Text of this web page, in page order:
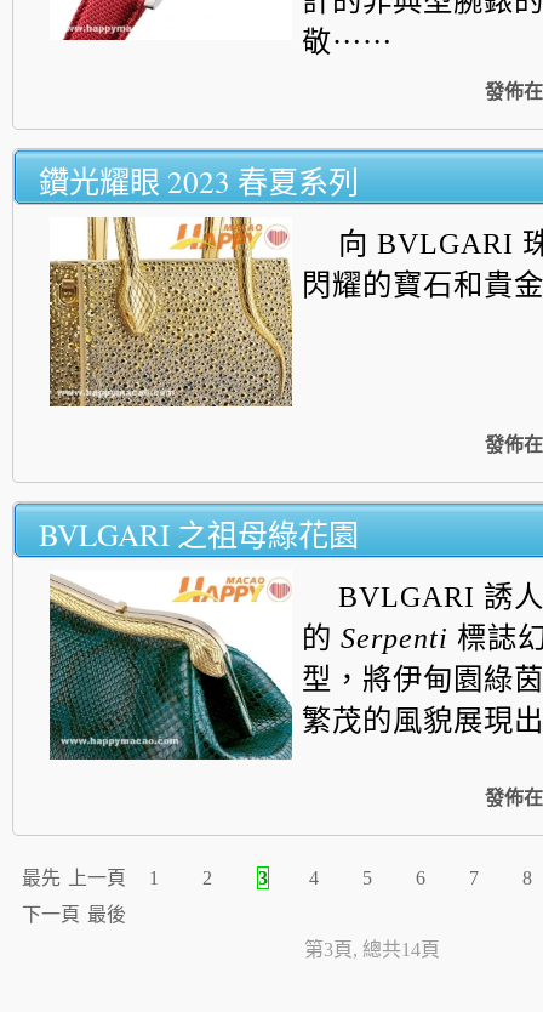
敬⋯⋯
發佈在
鑽光耀眼 2023 春夏系列
向 BVLGARI
閃耀的寶石和貴
發佈在
BVLGARI 之祖母綠花園
BVLGARI 誘人
的 Serpenti 標誌
型， 將伊甸園綠
繁茂的風貌展現
發佈在
最先 上一頁 1 2 3 4 5 6 7
8
下一頁 最後
第3頁, 總共14頁